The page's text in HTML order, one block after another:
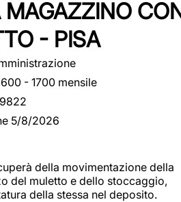
- PISA
- 1700 mensile
5/8/2026
della movimentazione della
del muletto e dello stoccaggio,
della stessa nel deposito.